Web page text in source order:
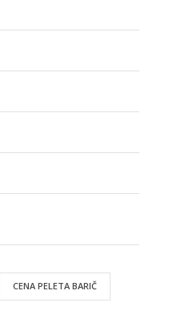
CENA PELETA BARIČ